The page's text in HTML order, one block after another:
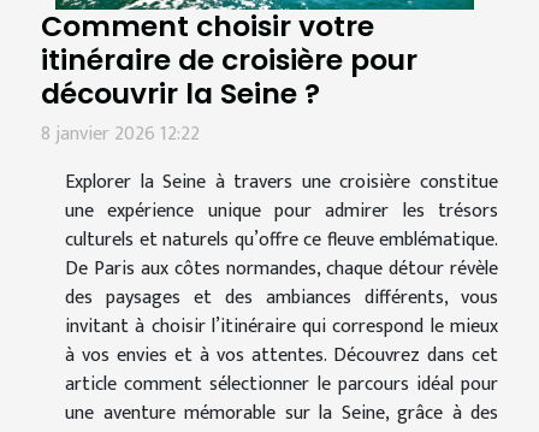
Comment choisir votre
itinéraire de croisière pour
découvrir la Seine ?
8 janvier 2026 12:22
Explorer la Seine à travers une croisière constitue
une expérience unique pour admirer les trésors
culturels et naturels qu’offre ce fleuve emblématique.
De Paris aux côtes normandes, chaque détour révèle
des paysages et des ambiances différents, vous
invitant à choisir l’itinéraire qui correspond le mieux
à vos envies et à vos attentes. Découvrez dans cet
article comment sélectionner le parcours idéal pour
une aventure mémorable sur la Seine, grâce à des